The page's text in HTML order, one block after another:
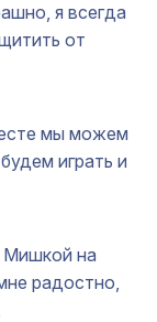
я всегда
от
мы можем
играть и
Мишкой на
радостно,